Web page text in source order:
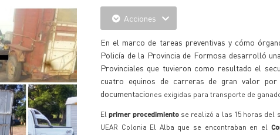
Acciones
En el marco de tareas preventivas y cómo
Policía de la Provincia de Formosa desarrolló
Provinciales que tuvieron como resultado el
cuatro equinos de carreras de gran valor
documentaciones exigidas para transporte de
Elprimer procedimientose realizó a las 15 horas del
UEAR Colonia El Alba que se encontraban en el